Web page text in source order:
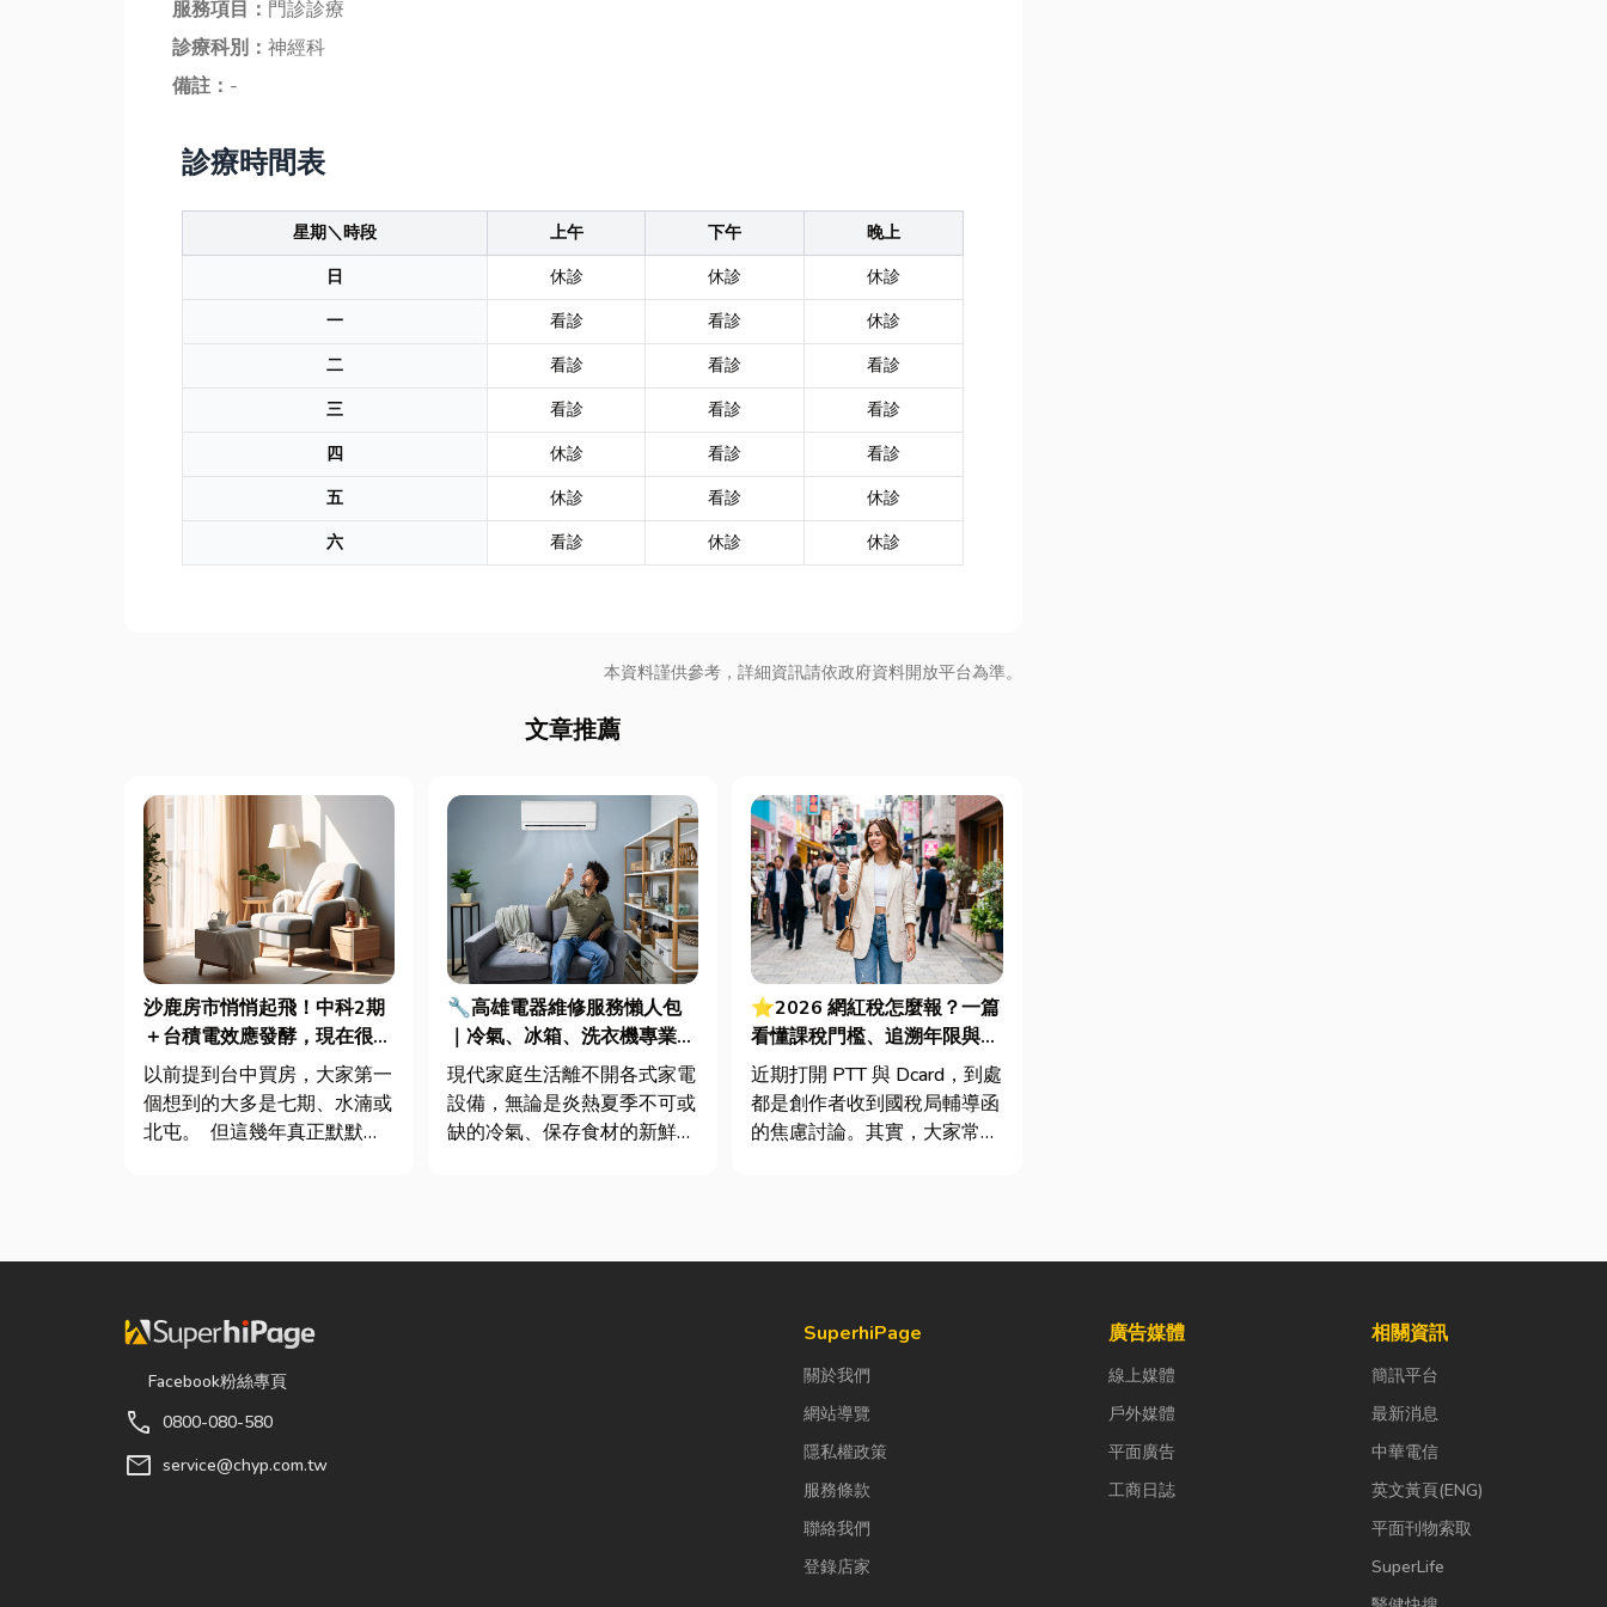
服務項目： 門診診療
診療科別： 神經科
備註： -
診療時間表
星期＼時段 上午 下午
晚上
日
休診 休診
休診
一
看診 看診
休診
二
看診 看診
看診
三
看診 看診
看診
四
休診 看診
看診
五
休診 看診
休診
六
看診 休診 休診
本資料謹供參考，詳細資訊請依政府資料開放平台為準。
文章推薦
沙鹿房市悄悄起飛！中科2期
＋台積電效應發酵，現在很多
人開始看海線
以前提到台中買房，大家第一
個想到的大多是七期、水湳或
北屯。 但這幾年真正默默崛
房...
🔧高雄電器維修服務懶人包
｜冷氣、冰箱、洗衣機專業維
修
現代家庭生活離不開各式家電
設備，無論是炎熱夏季不可或
缺的冷氣、保存食材的新鮮冰
⭐2026 網紅稅怎麼報？一篇
看懂課稅門檻、追溯年限與合
法節稅，文末加碼會計/記帳
士推薦
近期打開 PTT 與 Dcard，到處
都是創作者收到國稅局輔導函
的焦慮討論。其實，大家常說
Facebook粉絲專頁
call 0800-080-580
mail service@chyp.com.tw
SuperhiPage
關於我們
網站導覽
隱私權政策
服務條款
聯絡我們
登錄店家
廣告媒體
線上媒體
戶外媒體
平面廣告
工商日誌
相關資訊
簡訊平台
最新消息
中華電信
英文黃頁(ENG)
平面刊物索取
SuperLife